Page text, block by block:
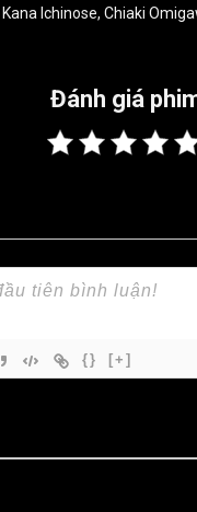
Kana Ichinose, Chiaki
Đánh giá
{} [+]